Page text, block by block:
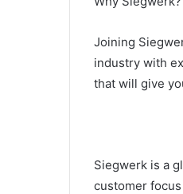
Joining
industry with
that will give
Siegwerk is a
customer